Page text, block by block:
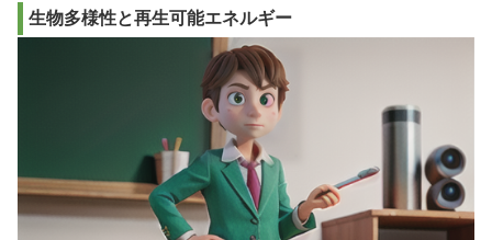
生物多様性と再生可能エネルギー